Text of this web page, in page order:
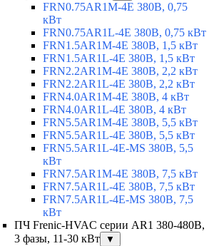
FRN0.75AR1M-4E 380В, 0,75
кВт
FRN0.75AR1L-4E 380В, 0,75 кВт
FRN1.5AR1M-4E 380В, 1,5 кВт
FRN1.5AR1L-4E 380В, 1,5 кВт
FRN2.2AR1M-4E 380В, 2,2 кВт
FRN2.2AR1L-4E 380В, 2,2 кВт
FRN4.0AR1M-4E 380В, 4 кВт
FRN4.0AR1L-4E 380В, 4 кВт
FRN5.5AR1M-4E 380В, 5,5 кВт
FRN5.5AR1L-4E 380В, 5,5 кВт
FRN5.5AR1L-4E-MS 380В, 5,5
кВт
FRN7.5AR1M-4E 380В, 7,5 кВт
FRN7.5AR1L-4E 380В, 7,5 кВт
FRN7.5AR1L-4E-MS 380В, 7,5
кВт
ПЧ Frenic-HVAC серии AR1 380-480В,
3 фазы, 11-30 кВт
▼